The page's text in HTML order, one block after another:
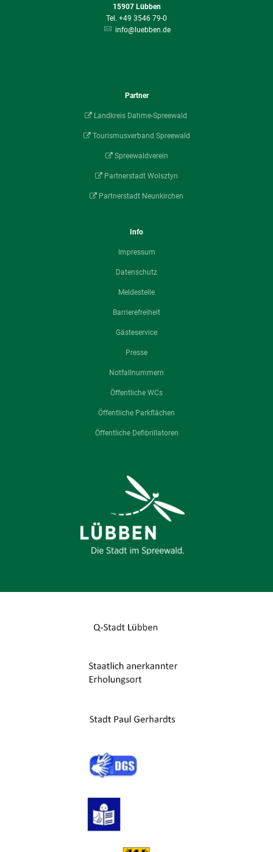
15907 Lübben
+49 3546 79-0
info@luebben.de
Partner
Landkreis Dahme-Spreewald
Tourismusverband Spreewald
Spreewaldverein
Partnerstadt Wolsztyn
Partnerstadt Neunkirchen
Info
Impressum
Datenschutz
Meldestelle
Barrierefreiheit
Gästeservice
Presse
Notfallnummern
Öffentliche WCs
Öffentliche Parkflächen
Öffentliche Defibrillatoren